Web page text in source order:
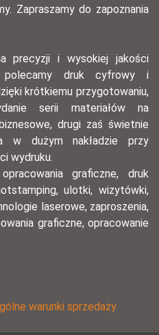
Zapraszamy do zapoznania
precyzji i wysokiej jakości
polecamy druk cyfrowy i
krótkiemu przygotowaniu,
serii materiałów na
drugi zaś świetnie
w dużym nakładzie przy
wydruku.
graficzne, druk
ulotki, wizytówki,
laserowe, zaproszenia,
graficzne, opracowanie
warunki sprzedaży